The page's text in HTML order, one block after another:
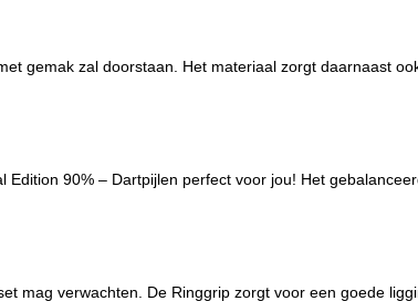
gemak zal doorstaan. Het materiaal zorgt daarnaast
90% – Dartpijlen perfect voor jou! Het
mag verwachten. De Ringgrip zorgt voor een goede